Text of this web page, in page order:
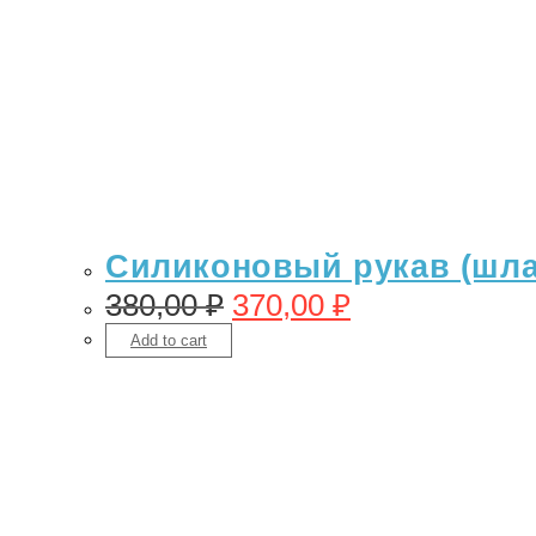
Силиконовый рукав
380,00₽ 370,00 ₽
Add to cart